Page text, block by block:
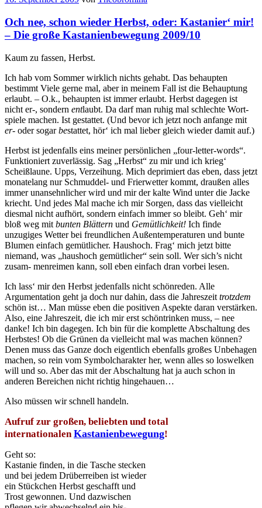
Och nee, schon wieder Herbst, oder: Kastanier‘ mir!
– Die große Kastanienbewegung 2009/10
Kaum zu fassen, Herbst.
Ich hab vom Sommer wirklich nichts gehabt. Das behaupten
bestimmt Viele gerne mal, aber in meinem Fall ist die Behauptung
erlaubt. – O.k., behaupten ist immer erlaubt. Herbst dagegen ist
nicht er-, sondern entlaubt. Da darf man ruhig mal schlechte Wort-
spiele machen. Ist gestattet. (Und bevor ich jetzt noch anfange mit
er- oder sogarbestattet, hör‘ ich mal lieber gleich wieder damit auf.)
Herbst ist jedenfalls eins meiner persönlichen „four-letter-words“.
Funktioniert zuverlässig. Sag „Herbst“ zu mir und ich krieg‘
Scheißlaune. Upps, Verzeihung. Mich deprimiert das eben, dass jetzt
monatelang nur Schmuddel- und Frierwetter kommt, draußen alles
immer unansehnlicher wird und mir der kalte Wind unter die Jacke
kriecht. Und jedes Mal mache ich mir Sorgen, dass das vielleicht
diesmal nicht aufhört, sondern einfach immer so bleibt. Geh‘ mir
bloß weg mit bunten Blättern und Gemütlichkeit! Ich finde
unzugiges Wetter bei freundlichen Außentemperaturen und bunte
Blumen einfach gemütlicher. Haushoch. Frag‘ mich jetzt bitte
niemand, was „haushoch gemütlicher“ sein soll. Wer sich’s nicht
zusam- menreimen kann, soll eben einfach dran vorbei lesen.
Ich lass‘ mir den Herbst jedenfalls nicht schönreden. Alle
Argumentation geht ja doch nur dahin, dass die Jahreszeit trotzdem
schön ist… Man müsse eben die positiven Aspekte daran verstärken.
Also, eine Jahreszeit, die ich mir erst schöntrinken muss, – nee
danke! Ich bin dagegen. Ich bin für die komplette Abschaltung des
Herbstes! Ob die Grünen da vielleicht mal was machen können?
Denen muss das Ganze doch eigentlich ebenfalls großes Unbehagen
machen, so rein vom Symbolcharakter her, wenn alles so loswelken
will und so. Aber das mit der Abschaltung hat ja auch schon in
anderen Bereichen nicht richtig hingehauen…
Also müssen wir schnell handeln.
Aufruf zur großen, beliebten und total
internationalenKastanienbewegung!
Geht so:
Kastanie finden, in die Tasche stecken
und bei jedem Drüberreiben ist wieder
ein Stückchen Herbst geschafft und
Trost gewonnen. Und dazwischen